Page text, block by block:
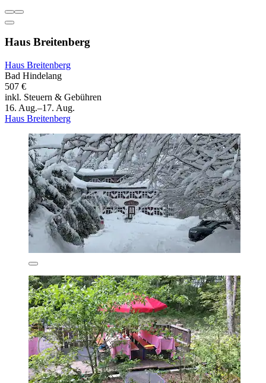
Haus Breitenberg
Haus Breitenberg
Bad Hindelang
507 €
inkl. Steuern & Gebühren
16. Aug.–17. Aug.
Haus Breitenberg